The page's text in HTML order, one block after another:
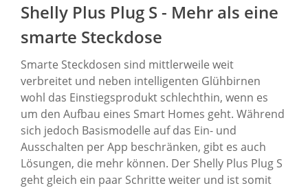
Shelly Plus Plug S - Mehr als eine
smarte Steckdose
Smarte Steckdosen sind mittlerweile weit
verbreitet und neben intelligenten Glühbirnen
wohl das Einstiegsprodukt schlechthin, wenn es
um den Aufbau eines Smart Homes geht. Während
sich jedoch Basismodelle auf das Ein- und
Ausschalten per App beschränken, gibt es auch
Lösungen, die mehr können. Der Shelly Plus Plug S
geht gleich ein paar Schritte weiter und ist somit